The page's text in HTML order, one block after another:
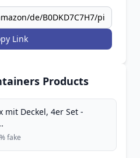
Link
Products
mit Deckel, 4er Set -
fake